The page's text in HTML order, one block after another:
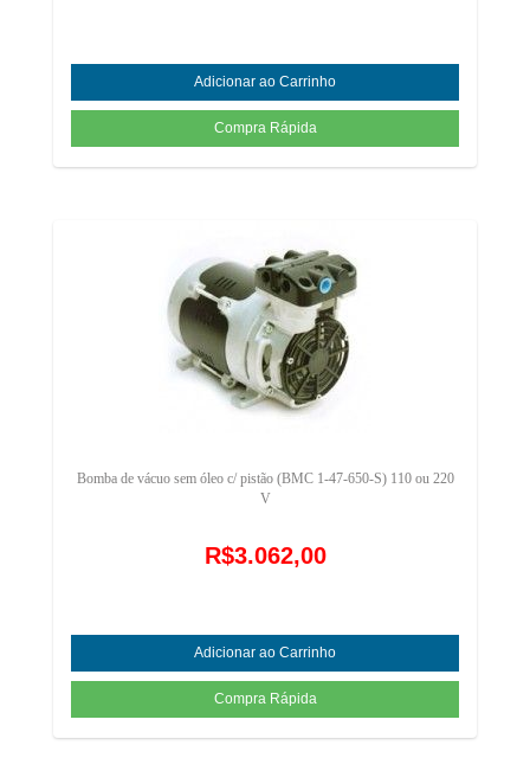
Bomba de vácuo sem óleo c/ pistão (BMC 1-47-650-S) 110 ou 220
V
R$3.062,00